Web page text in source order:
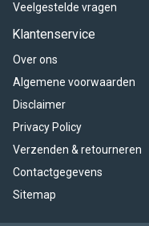
Veelgestelde vragen
Klantenservice
Over ons
Algemene voorwaarden
Disclaimer
Privacy Policy
Verzenden & retourneren
Contactgegevens
Sitemap